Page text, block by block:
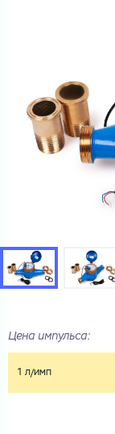
Цена импульса:
1 л/имп